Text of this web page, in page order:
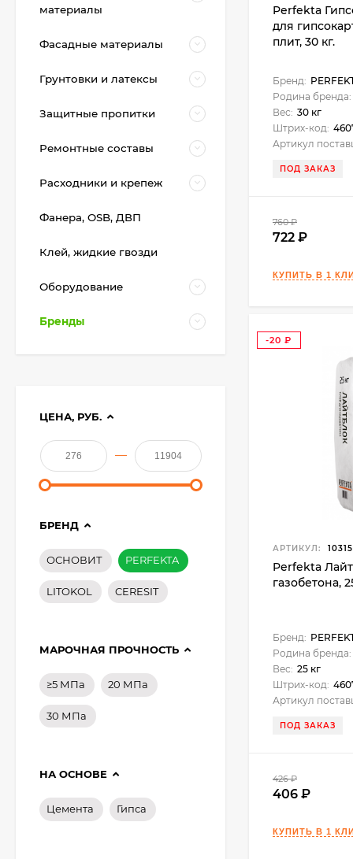
Perfekta
для
плит, 30 кг.
Бренд:
Родина бренда:
Вес: 30 кг
Штрих-код:
Артикул
ПОД ЗАКАЗ
760
722
-20
АРТИКУЛ:
Perfekta
газобетона,
Бренд:
Родина бренда:
Вес: 25 кг
Штрих-код:
Артикул
ПОД ЗАКАЗ
426
406
материалы
Фасадные материалы
Грунтовки и латексы
Защитные пропитки
Ремонтные составы
Расходники и крепеж
Фанера, OSB, ДВП
Клей, жидкие гвозди
Оборудование
Бренды
ЦЕНА, РУБ.
—
БРЕНД
ОСНОВИТ PERFEKTA
LITOKOL CERESIT
МАРОЧНАЯ ПРОЧНОСТЬ
≥5 МПа 20 МПа
30 МПа
НА ОСНОВЕ
Цемента Гипса
Litokol Starlike Evo
Эпоксидная затирка